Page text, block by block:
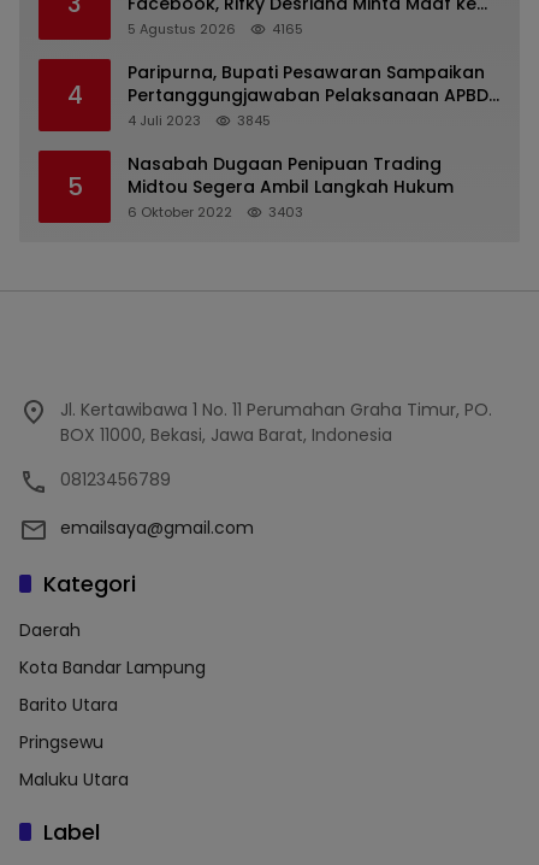
PDA dan Bupati Kubar
5 Agustus 2026 4165
4
Paripurna, Bupati Pesawaran Sampaikan
Pertanggungjawaban Pelaksanaan APBD
2022
4 Juli 2023 3845
5
Nasabah Dugaan Penipuan Trading
Midtou Segera Ambil Langkah Hukum
6 Oktober 2022 3403
Jl. Kertawibawa 1 No. 11 Perumahan Graha Timur, PO.
BOX 11000, Bekasi, Jawa Barat, Indonesia
08123456789
emailsaya@gmail.com
Kategori
Daerah
Kota Bandar Lampung
Barito Utara
Pringsewu
Maluku Utara
Label